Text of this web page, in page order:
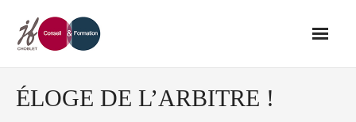
Accueil
ÉLOGE DE L’ARBITRE !